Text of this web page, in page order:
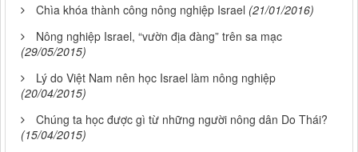
Chìa khóa thành công nông nghiệp Israel (21/01/2016)
Nông nghiệp Israel, “vườn địa đàng” trên sa mạc
(29/05/2015)
Lý do Việt Nam nên học Israel làm nông nghiệp
(20/04/2015)
Chúng ta học được gì từ những người nông dân Do Thái?
(15/04/2015)